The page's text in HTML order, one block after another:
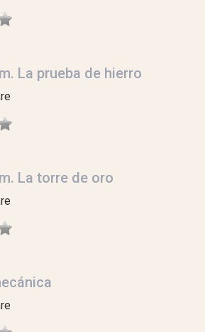
La prueba de hierro
La torre de oro